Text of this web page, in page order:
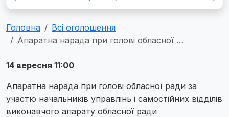
Головна
Всі оголошення
Апаратна нарада при голові обласної …
14 вересня 11:00
Апаратна нарада при голові обласної ради за
участю начальників управлінь і самостійних відділів
виконавчого апарату обласної ради